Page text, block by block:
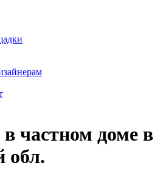
частном доме в
обл.